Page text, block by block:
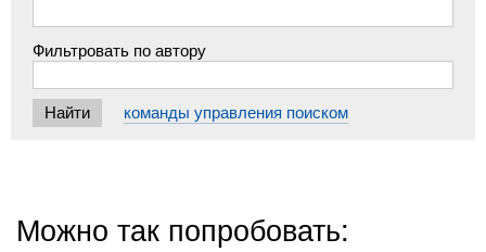
Фильтровать по автору
команды управления поиском
Можно так попробовать: